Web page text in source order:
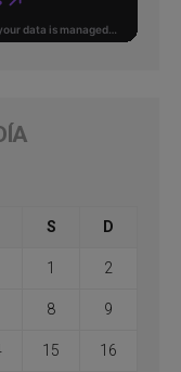
S D
1 2
8 9
15 16